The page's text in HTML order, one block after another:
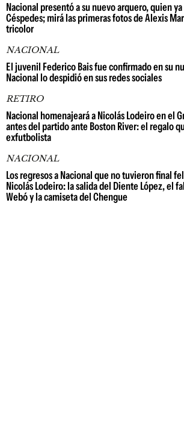
Nacional presentó a su nuevo arquero, quien
Céspedes; mirá las primeras fotos de Alexis
tricolor
NACIONAL
El juvenil Federico Bais fue confirmado en su
Nacional lo despidió en sus redes sociales
RETIRO
Nacional homenajeará a Nicolás Lodeiro en el
antes del partido ante Boston River: el regalo
exfutbolista
NACIONAL
Los regresos a Nacional que no tuvieron final
Nicolás Lodeiro: la salida del Diente López, el
Webó y la camiseta del Chengue